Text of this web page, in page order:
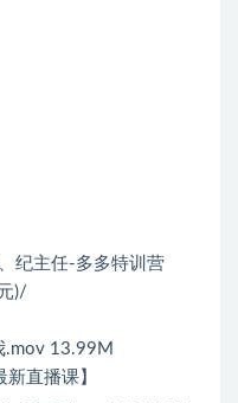
主任-多多特训营
)/
.mov 13.99M
直播课】